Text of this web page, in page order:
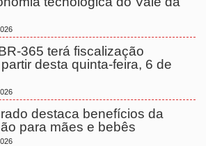
365 terá fiscalização
desta quinta-feira, 6 de
destaca benefícios da
para mães e bebês